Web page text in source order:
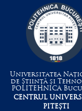
Universitatea
de Știință și
POLITEHNICA
CENTRUL
PITEȘTI